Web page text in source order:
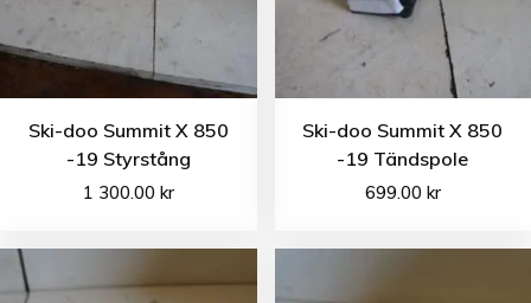
Ski-doo Summit X 850
-19 Styrstång
1 300.00 kr
Ski-doo Summit X 850
-19 Tändspole
699.00 kr